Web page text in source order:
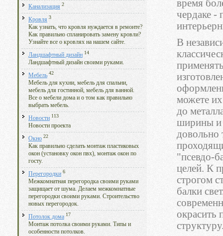
Канализация 2
Кровля 3
Как узнать, что кровля нуждается в ремонте?
Как правильно спланировать замену кровли?
Узнайте все о кровлях на нашем сайте.
Ландшафтный дизайн 14
Ландшафтный дизайн своими руками.
Мебель 42
Мебель для кухни, мебель для спальни,
мебель для гостинной, мебель для ванной.
Все о мебели дома и о том как правильно
выбрать мебель.
Новости 113
Новости проекта
Окно 22
Как правильно сделать монтаж пластиковых
окон (установку окон пвх), монтаж окон по
госту.
Перегородки 6
Межкомнатная перегородка своими руками
защищает от шума. Делаем межкомнатные
перегородки своими руками. Строительство
новых перегородок.
Потолок дома 17
Монтаж потолка своими руками. Типы и
особенности потолков.
время
чердаке -
В
можете их
до
ширины и
довольно
"псевдо-
целей. К
строгом
балки
окрасить